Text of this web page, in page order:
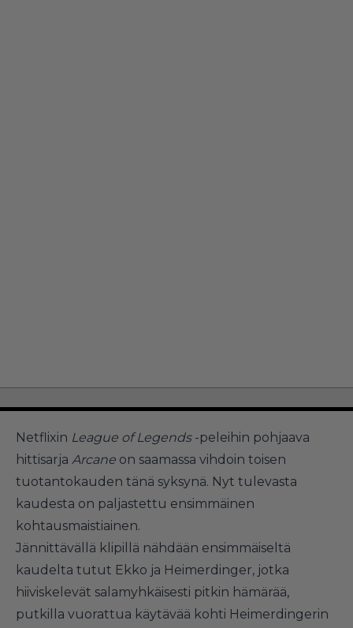
Netflixin League of Legends-peleihin pohjaava
hittisarja Arcane on saamassa vihdoin toisen
tuotantokauden tänä syksynä. Nyt tulevasta
kaudesta on paljastettu ensimmäinen
kohtausmaistiainen.
Jännittävällä klipillä nähdään ensimmäiseltä
kaudelta tutut Ekko ja Heimerdinger, jotka
hiiviskelevät salamyhkäisesti pitkin hämärää,
putkilla vuorattua käytävää kohti Heimerdingerin